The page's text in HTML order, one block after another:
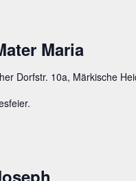
Maria
Dorfstr. 10a, Märkische